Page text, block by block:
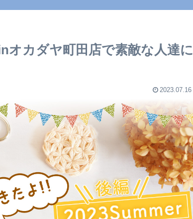
オカダヤ町田店で素敵な人達に
2023.07.16